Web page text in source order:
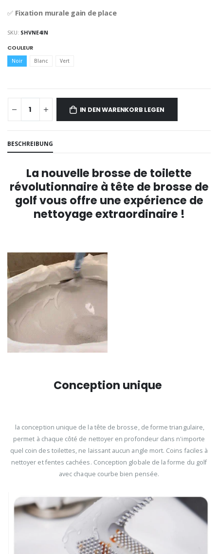
✅ Fixation murale gain de place
SKU: SHVNE4IN
COULEUR
Noir Blanc Vert
IN DEN WARENKORB LEGEN
BESCHREIBUNG
La nouvelle brosse de toilette
révolutionnaire à tête de brosse de
golf vous offre une expérience de
nettoyage extraordinaire !
Conception unique
la conception unique de la tête de brosse, de forme triangulaire,
permet à chaque côté de nettoyer en profondeur dans n'importe
quel coin des toilettes, ne laissant aucun angle mort. Coins faciles à
nettoyer et fentes cachées. Conception globale de la forme du golf
avec chaque courbe bien pensée.